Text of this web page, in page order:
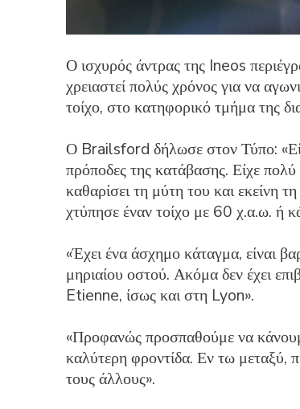
Ο ισχυρός άντρας της Ineos
χρειαστεί πολύς χρόνος για να
τοίχο, στο κατηφορικό τμήμα της
Ο Brailsford δήλωσε στον Τύπο:
πρόποδες της κατάβασης. Είχε
καθαρίσει τη μύτη του και εκείνη
χτύπησε έναν τοίχο με 60 χ.α.ω. ή
«Έχει ένα άσχημο κάταγμα, είναι
μηριαίου οστού. Ακόμα δεν έχει
Etienne, ίσως και στη Lyon».
«Προφανώς προσπαθούμε να
καλύτερη φροντίδα. Εν τω μεταξύ,
τους άλλους».